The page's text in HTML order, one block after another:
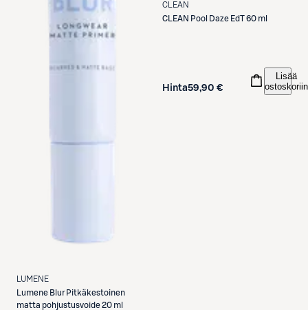
LUMENE
Lumene Blur Pitkäkestoinen
matta pohjustusvoide 20 ml
CLEAN
CLEAN Pool Daze EdT 60 ml
Hinta59,90 €
Lisää
ostoskoriin